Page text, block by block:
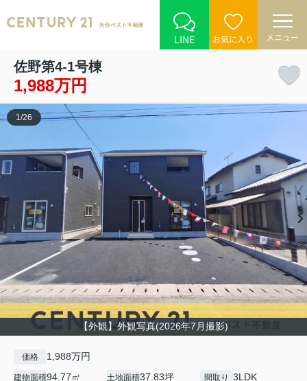
LINE お気に入り メニュー
佐野第4-1号棟
1,988万円
【外観】外観写真(2026年7月撮影)
1 /26
価格 1,988万円
建物面積94.77㎡ 土地面積37.83坪
間取り 3LDK